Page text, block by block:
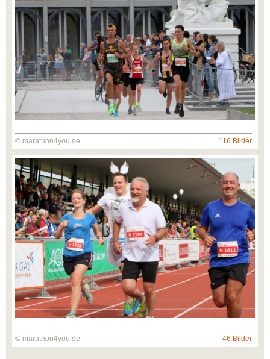
© marathon4you.de 116 Bilder
© marathon4you.de 46 Bilder